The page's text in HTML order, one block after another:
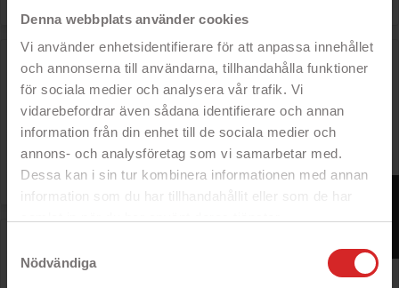
Denna webbplats använder cookies
Vi använder enhetsidentifierare för att anpassa innehållet
och annonserna till användarna, tillhandahålla funktioner
för sociala medier och analysera vår trafik. Vi
vidarebefordrar även sådana identifierare och annan
information från din enhet till de sociala medier och
annons- och analysföretag som vi samarbetar med.
Dessa kan i sin tur kombinera informationen med annan
information som du har tillhandahållit eller som de har
Nödvändiga
Merskal premium silikonskal till iPhone X/Xs (Black)
- Mjukt flexibelt mobilskal
- Skyddar baksidan mot repor
- Formgjuten passform
- Tillgång till knappar och uttag
Rek: 249 kr
39 kr
Pris 